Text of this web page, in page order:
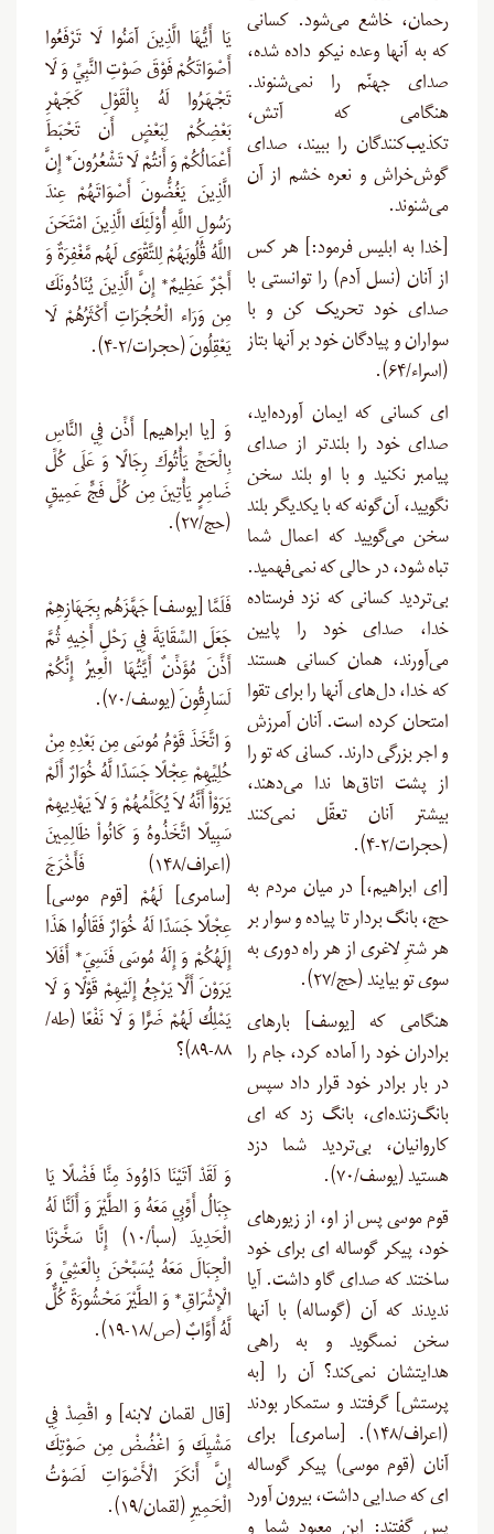
رحمان، خاشع می‌شود. کسانی
که به آنها وعده نیکو داده شده،
صدای جهنّم را نمی‌شنوند.
هنگامی که آتش،
تکذیب‌کنندگان را ببیند، صدای
گوش‌خراش و نعره خشم از آن
می‌شنوند.
[خدا به ابلیس فرمود:] هر کس
از آنان (نسل آدم) را توانستی با
صدای خود تحریک کن و با
سواران و پیادگان خود بر آنها بتاز
(اسراء/۶۴).
ای کسانی که ایمان آورده‌اید،
صدای خود را بلندتر از صدای
پیامبر نکنید و با او بلند سخن
نگویید، آن‌گونه که با یکدیگر بلند
سخن می‌گویید که اعمال شما
تباه ‌شود، در حالی که نمی‌فهمید.
بی‌تردید کسانی که نزد فرستاده
خدا، صدای خود را پایین
می‌آورند، همان کسانی هستند
که خدا، دل‌های آنها را برای تقوا
امتحان کرده است. آنان آمرزش
و اجر بزرگی دارند. کسانى که تو را
از پشت اتاق‌ها ندا می‌دهند،
بیشتر آنان تعقّل نمی‌کنند
(حجرات/۲-۴).
[ای ابراهیم،] در میان مردم به
حج، بانگ بردار تا پیاده و سوار بر
هر شترِ لاغری از هر راه دوری به
سوی تو بیایند (حج/۲۷).
هنگامی که [یوسف] بارهای
برادران خود را آماده کرد، جام را
در بار برادر خود قرار داد سپس
بانگ‌زننده‌ای، بانگ زد که ای
کاروانیان، بی‌تردید شما دزد
هستید (یوسف/۷۰).
قوم موسى پس از او، از زیورهاى
خود، پیکر گوساله‏ اى براى خود
ساختند که صداى گاو داشت. آیا
ندیدند که آن (گوساله) با آنها
سخن نمى‏گوید و به راهى
هدایتشان نمی‌کند؟ آن را [به
پرستش] گرفتند و ستمکار بودند
(اعراف/۱۴۸). [سامری] براى
آنان (قوم موسی) پیکر گوساله
‏اى که صدایى داشت، بیرون آورد
يَا أَيُّهَا الَّذِينَ آمَنُوا لَا تَرْفَعُوا
أَصْوَاتَكُمْ فَوْقَ صَوْتِ النَّبِيِّ وَ لَا
تَجْهَرُوا لَهُ بِالْقَوْلِ كَجَهْرِ
بَعْضِكُمْ لِبَعْضٍ أَن تَحْبَطَ
أَعْمَالُكُمْ وَ أَنتُمْ لَا تَشْعُرُونَ* إِنَّ
الَّذِينَ يَغُضُّونَ أَصْوَاتَهُمْ عِندَ
رَسُولِ اللَّهِ أُوْلَئِكَ الَّذِينَ امْتَحَنَ
اللَّهُ قُلُوبَهُمْ لِلتَّقْوَى لَهُم مَّغْفِرَةٌ وَ
أَجْرٌ عَظِيمٌ* إِنَّ الَّذِينَ يُنَادُونَكَ
مِن وَرَاء الْحُجُرَاتِ أَكْثَرُهُمْ لَا
يَعْقِلُونَ (حجرات/۲-۴).
وَ [یا ابراهیم] أَذِّن فِي النَّاسِ
بِالْحَجِّ يَأْتُوكَ رِجَالًا وَ عَلَى كُلِّ
ضَامِرٍ يَأْتِينَ مِن كُلِّ فَجٍّ عَمِيقٍ
(حج/۲۷).
فَلَمَّا [یوسف] جَهَّزَهُم بِجَهَازِهِمْ
جَعَلَ السِّقَايَةَ فِي رَحْلِ أَخِيهِ ثُمَّ
أَذَّنَ مُؤَذِّنٌ أَيَّتُهَا الْعِيرُ إِنَّكُمْ
لَسَارِقُونَ (یوسف/۷۰).
وَ اتَّخَذَ قَوْمُ مُوسَى مِن بَعْدِهِ مِنْ
حُلِيِّهِمْ عِجْلًا جَسَدًا لَّهُ خُوَارٌ أَلَمْ
يَرَوْاْ أَنَّهُ لاَ يُكَلِّمُهُمْ وَ لاَ يَهْدِيهِمْ
سَبِيلًا اتَّخَذُوهُ وَ كَانُواْ ظَالِمِينَ
(اعراف/۱۴۸) فَأَخْرَجَ
[سامری] لَهُمْ [قوم موسی]
عِجْلًا جَسَدًا لَهُ خُوَارٌ فَقَالُوا هَذَا
إِلَهُكُمْ وَ إِلَهُ مُوسَى فَنَسِيَ* أَفَلَا
يَرَوْنَ أَلَّا يَرْجِعُ إِلَيْهِمْ قَوْلًا وَ لَا
يَمْلِكُ لَهُمْ ضَرًّا وَ لَا نَفْعًا (طه/
۸۸-۸۹)؟
وَ لَقَدْ آتَيْنَا دَاوُودَ مِنَّا فَضْلًا يَا
جِبَالُ أَوِّبِي مَعَهُ وَ الطَّيْرَ وَ أَلَنَّا لَهُ
الْحَدِيدَ (سبأ/۱۰) إِنَّا سَخَّرْنَا
الْجِبَالَ مَعَهُ يُسَبِّحْنَ بِالْعَشِيِّ وَ
الْإِشْرَاقِ* وَ الطَّيْرَ مَحْشُورَةً كُلٌّ
لَّهُ أَوَّابٌ (ص/۱۸-۱۹).
[قال لقمان لابنه] و اقْصِدْ فِي
مَشْيِكَ وَ اغْضُضْ مِن صَوْتِكَ
إِنَّ أَنكَرَ الْأَصْوَاتِ لَصَوْتُ
الْحَمِيرِ (لقمان/۱۹).